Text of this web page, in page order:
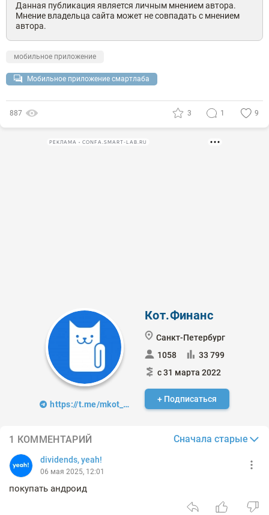
Данная публикация является личным мнением автора.
Мнение владельца сайта может не совпадать с мнением
автора.
мобильное приложение
Мобильное приложение смартлаба
887 3 1 9
РЕКЛАМА • CONFA.SMART-LAB.RU
https://t.me/mkot_finance
Кот.Финанс
Санкт-Петербург
1058
33 799
с 31 марта 2022
+ Подписаться
1 КОММЕНТАРИЙ Сначала старые
dividends, yeah!
06 мая 2025, 12:01
покупать андроид